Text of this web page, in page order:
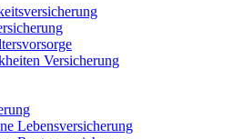
Versicherung
Lebensversicherung